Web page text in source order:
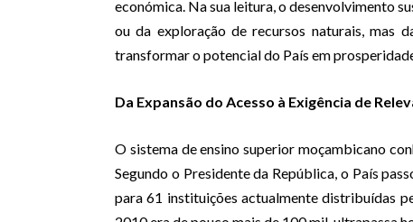
económica. Na sua leitura, o desenvolvimento
ou da exploração de recursos naturais, mas
transformar o potencial do País em
Da Expansão do Acesso à Exigência de
O sistema de ensino superior moçambicano
Segundo o Presidente da República, o País
para 61 instituições actualmente distribuídas